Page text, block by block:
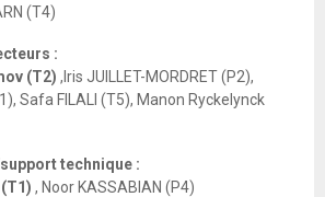
(T4)
:
(T2) ,Iris JUILLET-MORDRET (P2),
Safa FILALI (T5), Manon Ryckelynck
technique :
, Noor KASSABIAN (P4)